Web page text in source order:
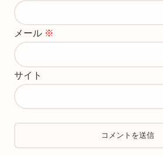
メール ※
サイト